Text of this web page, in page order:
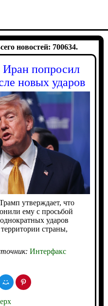
новостей: 700634.
Иран попросил
новых ударов
утверждает, что
ему с просьбой
ударов
страны,
Интерфакс